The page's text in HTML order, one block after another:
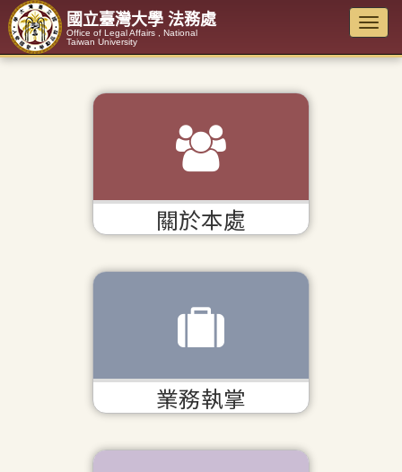
國立臺灣大學 法務處
Office of Legal Affairs , National
Taiwan University
關於本處
業務執掌